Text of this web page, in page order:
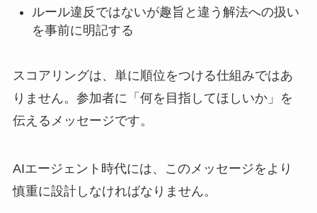
ルール違反ではないが趣旨と違う解法への扱い
を事前に明記する
スコアリングは、単に順位をつける仕組みではあ
りません。参加者に「何を目指してほしいか」を
伝えるメッセージです。
AIエージェント時代には、このメッセージをより
慎重に設計しなければなりません。